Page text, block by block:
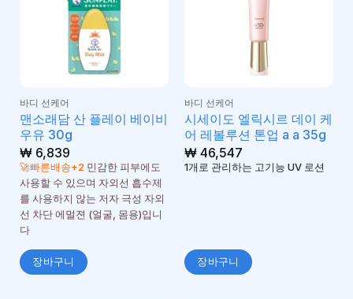
바디 선케어
맨소래담 산 플레이 베이비
우유 30g
₩6,839
🚀빠른배송+2 민감한 피부에도
사용할 수 있으며 자외선 흡수제
를 사용하지 않는 저자 극성 자외
선 차단 에멀젼 (얼굴, 몸용)입니
다
장바구니
바디 선케어
시세이도 엘릭시르 데이 케
어 레볼루션 톤업 a a 35g
₩46,547
1개로 관리하는 고기능 UV 로션
장바구니